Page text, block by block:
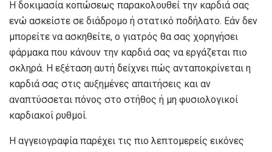
Η δοκιμασία κοπώσεως παρακολουθεί την καρδιά σας
ενώ ασκείστε σε διάδρομο ή στατικό ποδήλατο. Εάν δεν
μπορείτε να ασκηθείτε, ο γιατρός θα σας χορηγήσει
φάρμακα που κάνουν την καρδιά σας να εργάζεται πιο
σκληρά. Η εξέταση αυτή δείχνει πώς ανταποκρίνεται η
καρδιά σας στις αυξημένες απαιτήσεις και αν
αναπτύσσεται πόνος στο στήθος ή μη φυσιολογικοί
καρδιακοί ρυθμοί.
Η αγγειογραφία παρέχει τις πιο λεπτομερείς εικόνες